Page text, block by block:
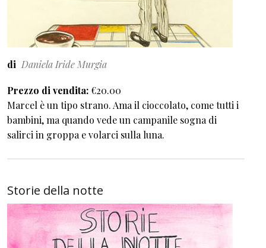
di Daniela Iride Murgia
Prezzo di vendita €20.00
Marcel è un tipo strano. Ama il cioccolato, come tutti i
bambini, ma quando vede un campanile sogna di
salirci in groppa e volarci sulla luna.
Storie della notte